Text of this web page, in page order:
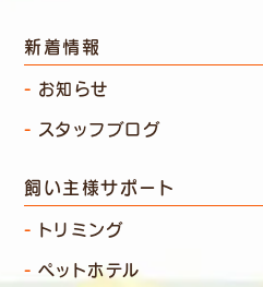
新着情報
お知らせ
スタッフブログ
飼い主様サポート
トリミング
ペットホテル